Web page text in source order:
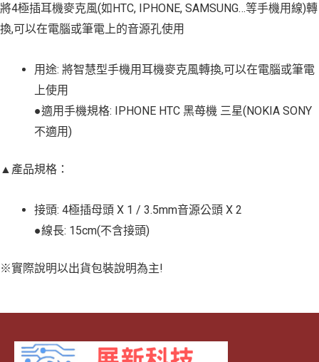
將4極插耳機麥克風(如HTC, IPHONE, SAMSUNG…等手機用線)轉
換,可以在電腦或筆電上的音源孔使用
用途: 將智慧型手機用耳機麥克風轉換,可以在電腦或筆電
上使用
●適用手機規格: IPHONE HTC 黑苺機 三星(NOKIA SONY
不適用)
▲產品規格：
接頭: 4極插母頭 X 1 / 3.5mm音源公頭 X 2
●線長: 15cm(不含接頭)
※實際說明以出貨包裝說明為主!